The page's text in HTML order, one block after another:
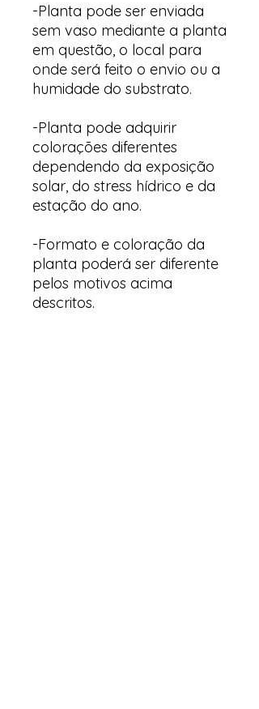
-Planta pode ser enviada
sem vaso mediante a planta
em questão, o local para
onde será feito o envio ou a
humidade do substrato.
-Planta pode adquirir
colorações diferentes
dependendo da exposição
solar, do stress hídrico e da
estação do ano.
-Formato e coloração da
planta poderá ser diferente
pelos motivos acima
descritos.